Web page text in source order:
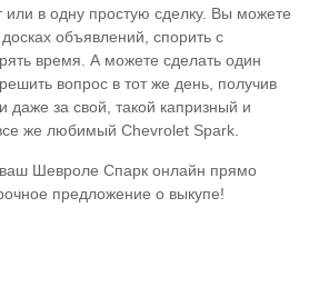
или в одну простую сделку. Вы можете
объявлений, спорить с
время. А можете сделать один
вопрос в тот же день, получив
даже за свой, такой капризный и
же любимый Chevrolet Spark.
Шевроле Спарк онлайн прямо
предложение о выкупе!